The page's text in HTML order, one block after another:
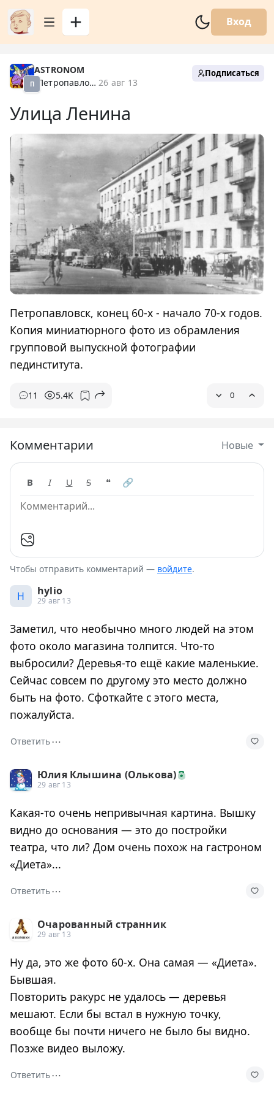
Вход
П
ASTRONOM
Петропавловск XX 26 авг 13
Подписаться
Улица Ленина
Петропавловск, конец 60-х - начало 70-х годов.
Копия миниатюрного фото из обрамления
групповой выпускной фотографии
пединститута.
11 5.4K 0
Комментарии Новые
B I U S ❝ 🔗
Чтобы отправить комментарий — войдите.
H hylio
29 авг 13
Заметил, что необычно много людей на этом
фото около магазина толпится. Что-то
выбросили? Деревья-то ещё какие маленькие.
Сейчас совсем по другому это место должно
быть на фото. Сфоткайте с этого места,
пожалуйста.
Ответить⋯
Юлия Клышина (Олькова)
29 авг 13
Какая-то очень непривычная картина. Вышку
видно до основания — это до постройки
театра, что ли? Дом очень похож на гастроном
«Диета»...
Ответить⋯
Очарованный странник
29 авг 13
Ну да, это же фото 60-х. Она самая — «Диета».
Бывшая.
Повторить ракурс не удалось — деревья
мешают. Если бы встал в нужную точку,
вообще бы почти ничего не было бы видно.
Позже видео выложу.
Ответить⋯